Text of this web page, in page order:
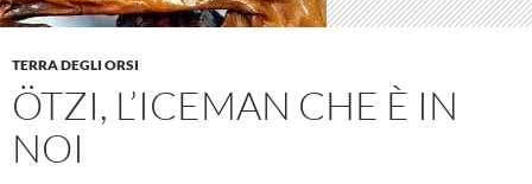
TERRA DEGLI ORSI
ÖTZI, L’ICEMAN CHE È IN
NOI